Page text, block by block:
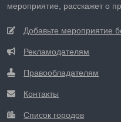
мероприятие, расскажет о
Добавьте мероприятие
Рекламодателям
Правообладателям
Контакты
Список городов